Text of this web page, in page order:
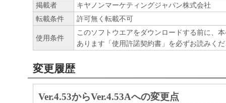
(4) 本契約に明示的に定める場合を除き、
フトウエア」に関する知的財産権のいかな
に付与するものではありません。
２．所有権
「本ソフトウエア」及びその複製物に係る
掲載者
キヤノンマーケティングジャパン株式会社
転載条件
許可無く転載不可
使用条件
このソフトウエアをダウンロードする前に、
あります「使用許諾契約書」を必ずお読みく
変更履歴
Ver.4.53からVer.4.53Aへの変更点